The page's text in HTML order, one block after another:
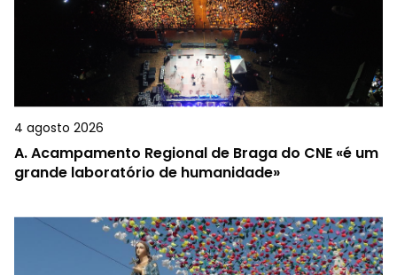
4 agosto 2026
A.Acampamento Regional de Braga do CNE «é um
grande laboratório de humanidade»